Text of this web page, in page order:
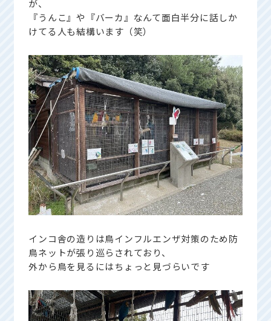
が、
『うんこ』や『バーカ』なんて面白半分に話しか
けてる人も結構います（笑）
インコ舎の造りは鳥インフルエンザ対策のため防
鳥ネットが張り巡らされており、
外から鳥を見るにはちょっと見づらいです